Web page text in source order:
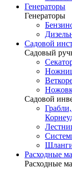
Генераторы
Генераторы
Садовой
Садовый
Садовой
Расходные
Расходные